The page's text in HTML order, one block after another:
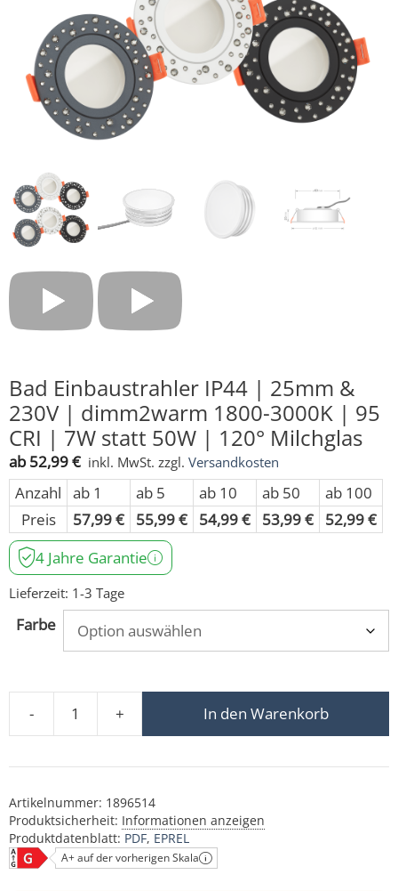
Bad Einbaustrahler IP44 | 25mm &
230V | dimm2warm 1800-3000K | 95
CRI | 7W statt 50W | 120° Milchglas
ab52,99€ inkl. MwSt. zzgl. Versandkosten
Anzahl ab 1 ab 5 ab 10 ab 50
ab 100
Preis
57,99€ 55,99€ 54,99€ 53,99€ 52,99€
4 Jahre Garantie
Lieferzeit: 1-3 Tage
Farbe
-
Bad Einbaustrahler IP44 | 25mm & 230V |
+ In den Warenkorb
Artikelnummer: 1896514
Produktsicherheit: Informationen anzeigen
Produktdatenblatt: PDF EPREL
A+ auf der vorherigen Skala